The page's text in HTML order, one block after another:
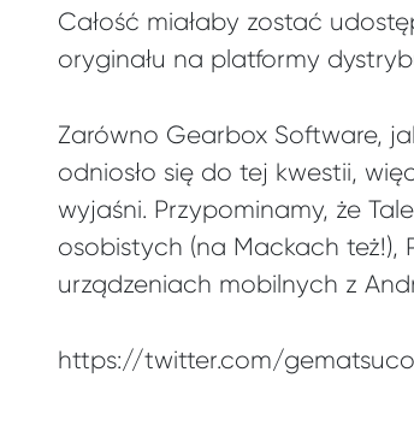
Całość miałaby zostać
oryginału na platformy
Zarówno Gearbox Software,
odniosło się do tej kwestii,
wyjaśni. Przypominamy, że
osobistych (na Mackach też!),
urządzeniach mobilnych z
https://twitter.com/